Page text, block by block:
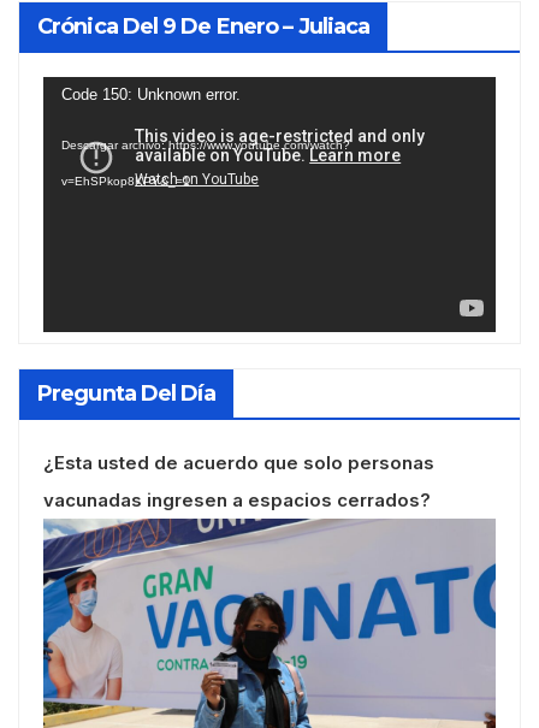
Crónica Del 9 De Enero – Juliaca
Reproductor
vídeo
Code 150: Unknown error.
Descargar archivo: https://www.youtube.com/watch?
v=EhSPkop8KPY&_=1
Pregunta Del Día
¿Esta usted de acuerdo que solo personas
vacunadas ingresen a espacios cerrados?